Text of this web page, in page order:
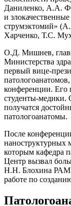
Даниленко, А.А.
и
струмэктомий»
Харченко, Т.С.
О.Д. Мишнев,
Министерства
первый вице-
конференции. Его
студенты-медики.
получатся
патологоанатомы.
После
наноструктурных
которым кафедра
Центр вызвал
Н.Н. Блохина
работе по